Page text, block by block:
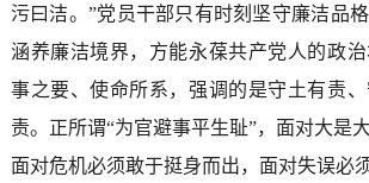
污曰洁。”党员干部只有时刻坚守廉洁品
涵养廉洁境界，方能永葆共产党人的政
事之要、使命所系，强调的是守土有责
责。正所谓“为官避事平生耻”，面对大是
面对危机必须敢于挺身而出，面对失误必